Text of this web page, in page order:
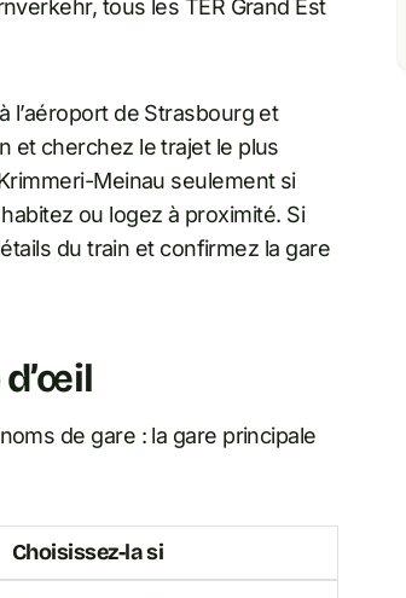
tous les TER Grand Est
l’aéroport de Strasbourg et
et cherchez le trajet le plus
Meinau seulement si
ou logez à proximité. Si
du train et confirmez la gare
de gare : la gare principale
Choisissez-la si